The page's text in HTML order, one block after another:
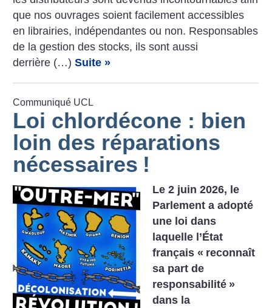
que nos ouvrages soient facilement accessibles
en librairies, indépendantes ou non. Responsables
de la gestion des stocks, ils sont aussi
derrière (…)Suite »
Communiqué UCL
Loi chlordécone : bien
loin des réparations
nécessaires !
Le 2 juin 2026, le
Parlement a adopté
une loi dans
laquelle l’État
français « reconnaît
sa part de
responsabilité »
dans la